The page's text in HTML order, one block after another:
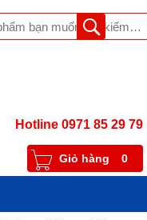
Hotline 0971 85 29 79
Giỏ hàng 0